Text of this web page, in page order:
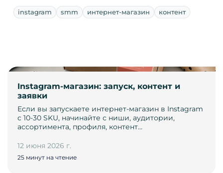
instagram smm интернет-магазин контент
Instagram-магазин: запуск, контент и
заявки
Если вы запускаете интернет-магазин в Instagram
с 10-30 SKU, начинайте с ниши, аудитории,
ассортимента, профиля, контент…
12 июня 2026 г.
25 минут на чтение